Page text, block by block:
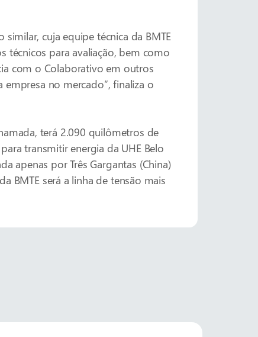
cuja equipe técnica da BMTE
técnicos para avaliação, bem como
com o Colaborativo em outros
no mercado”, finaliza o
terá 2.090 quilômetros de
transmitir energia da UHE Belo
apenas por Três Gargantas (China)
BMTE será a linha de tensão mais